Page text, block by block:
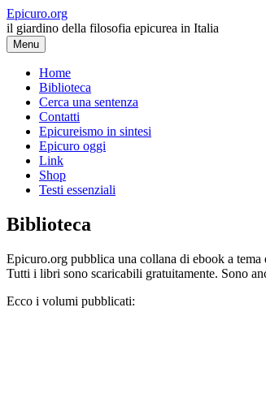
Vai
al
contenuto
Epicuro.org
il giardino della filosofia epicurea in Italia
Menu
Home
Biblioteca
Cerca una sentenza
Contatti
Epicureismo in sintesi
Epicuro oggi
Link
Shop
Testi essenziali
Biblioteca
Epicuro.org pubblica una collana di ebook a tema
Tutti i libri sono scaricabili gratuitamente. Sono
Ecco i volumi pubblicati: